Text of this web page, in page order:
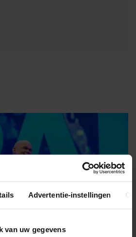
Advertentie-instellingen
van uw gegevens